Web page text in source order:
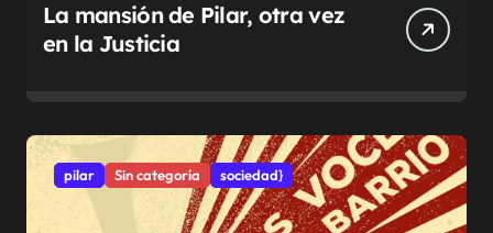
La mansión de Pilar, otra vez
en la Justicia
pilar Sin categoría sociedad}